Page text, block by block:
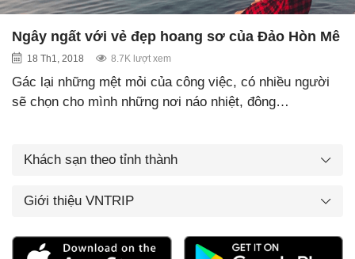
Ngây ngất với vẻ đẹp hoang sơ của Đảo Hòn Mê
18 Th1, 2018 8.7K lượt xem
Gác lại những mệt mỏi của công việc, có nhiều người
sẽ chọn cho mình những nơi náo nhiệt, đông…
Khách sạn theo tỉnh thành
Giới thiệu VNTRIP